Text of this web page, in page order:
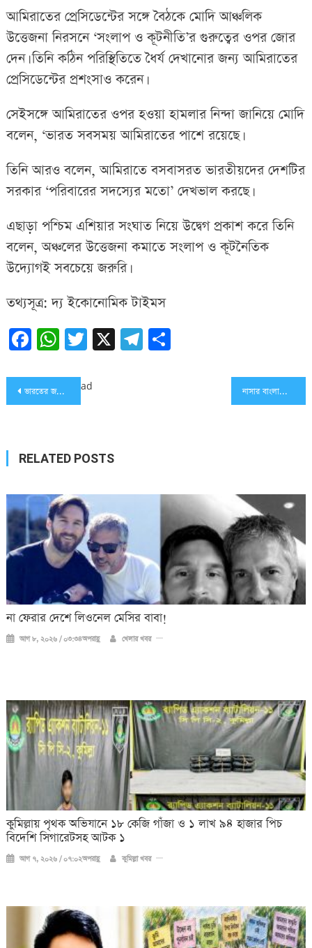
আমিরাতের প্রেসিডেন্টের সঙ্গে বৈঠকে মোদি আঞ্চলিক
উত্তেজনা নিরসনে ‘সংলাপ ও কূটনীতি’র গুরুত্বের ওপর জোর
দেন। তিনি কঠিন পরিস্থিতিতে ধৈর্য দেখানোর জন্য আমিরাতের
প্রেসিডেন্টের প্রশংসাও করেন।
সেইসঙ্গে আমিরাতের ওপর হওয়া হামলার নিন্দা জানিয়ে মোদি
বলেন, ‘ভারত সবসময় আমিরাতের পাশে রয়েছে।
তিনি আরও বলেন, আমিরাতে বসবাসরত ভারতীয়দের দেশটির
সরকার ‘পরিবারের সদস্যের মতো’ দেখভাল করছে।
এছাড়া পশ্চিম এশিয়ার সংঘাত নিয়ে উদ্বেগ প্রকাশ করে তিনি
বলেন, অঞ্চলের উত্তেজনা কমাতে সংলাপ ও কূটনৈতিক
উদ্যোগই সবচেয়ে জরুরি।
তথ্যসূত্র: দ্য ইকোনোমিক টাইমস
Facebook
WhatsApp
Twitter
X Telegram
Share
Post
ভারতের জম্বি ড্রাগে আফ্রিকা ধ্বংসের পথে নাসার বাংলাদেশি বিজ্ঞানী রেজাউল হক মারা গেছেন
ad
RELATED POSTS
না ফেরার দেশে লিওনেল মেসির বাবা!
আগ ৮, ২০২৬ / ০৩:৩৪অপরাহ্ণ খেলার খবর
কুমিল্লায় পৃথক অভিযানে ১৮ কেজি গাঁজা ও ১ লাখ ৯৪ হাজার পিচ
বিদেশি সিগারেটসহ আটক ১
আগ ৭, ২০২৬ / ০৭:০২অপরাহ্ণ কুমিল্লা খবর